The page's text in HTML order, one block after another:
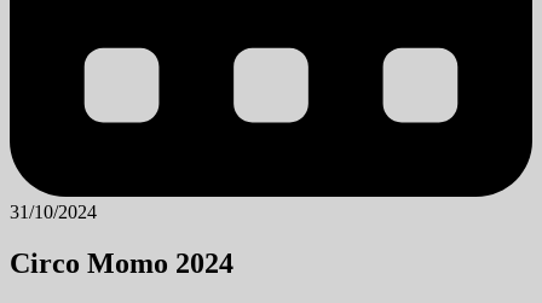
31/10/2024
Circo Momo 2024